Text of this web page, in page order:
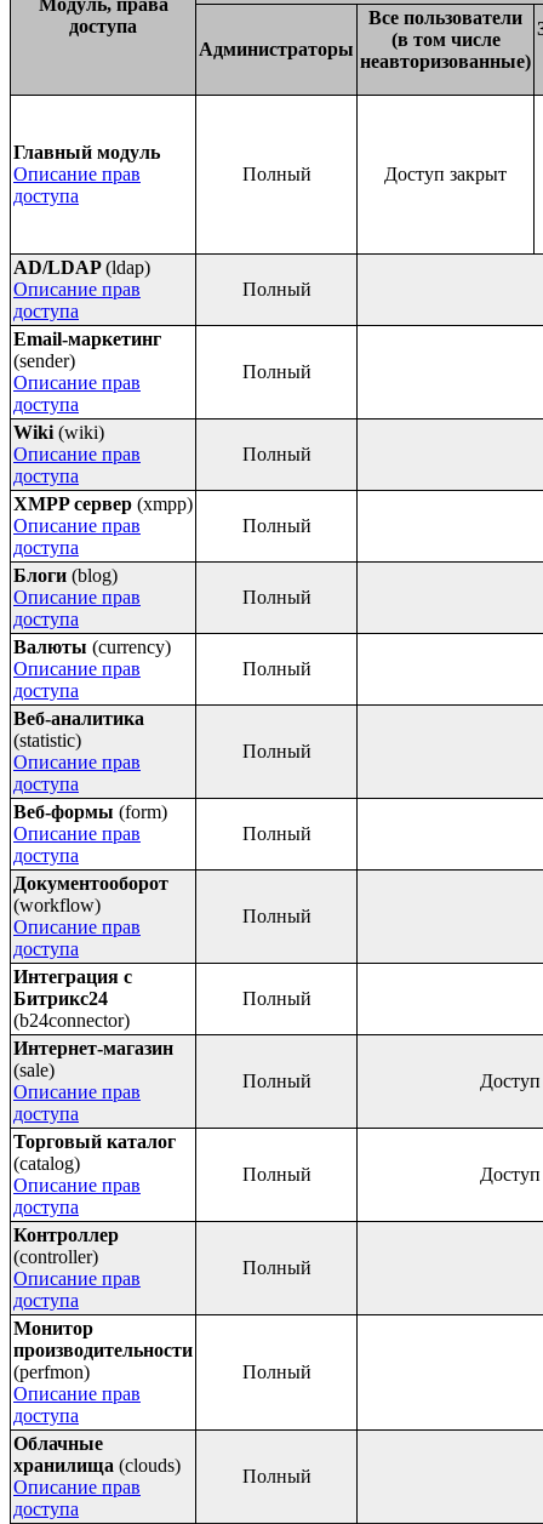
доступа
Администраторы
Все пользователи
(в том числе
неавторизованные)
Главный модуль
Описание прав
доступа
Полный Доступ закрыт
AD/LDAP(ldap)
Описание прав
доступа
Полный
Email-маркетинг
(sender)
Описание прав
доступа
Полный
Wiki (wiki)
Описание прав
доступа
Полный
XMPP сервер (xmpp)
Описание прав
доступа
Полный
Блоги (blog)
Описание прав
доступа
Полный
Валюты (currency)
Описание прав
доступа
Полный
Веб-аналитика
(statistic)
Описание прав
доступа
Полный
Веб-формы (form)
Описание прав
доступа
Полный
Документооборот
(workflow)
Описание прав
доступа
Полный
Интеграция с
Битрикс24
(b24connector)
Полный
Интернет-магазин
(sale)
Описание прав
доступа
Полный
Торговый каталог
(catalog)
Описание прав
доступа
Полный
Контроллер
(controller)
Описание прав
доступа
Полный
Монитор
производительности
(perfmon)
Описание прав
доступа
Полный
Облачные
хранилища (clouds)
Описание прав
доступа
Полный